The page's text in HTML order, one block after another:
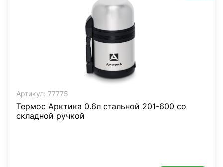
Артикул: 77775
Термос Арктика 0.6л стальной 201-600 со
складной ручкой